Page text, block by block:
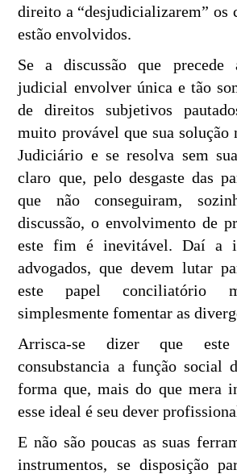
direito a “desjudicializarem” os
estão envolvidos.
Se a discussão que precede
judicial envolver única e tão
de direitos subjetivos
muito provável que sua solução
Judiciário e se resolva sem
claro que, pelo desgaste das
que não conseguiram,
discussão, o envolvimento de
este fim é inevitável. Daí a
advogados, que devem lutar
este papel conciliatório
simplesmente fomentar as
Arrisca-se dizer que
consubstancia a função social
forma que, mais do que mera
esse ideal é seu dever
E não são poucas as suas
instrumentos, se disposição